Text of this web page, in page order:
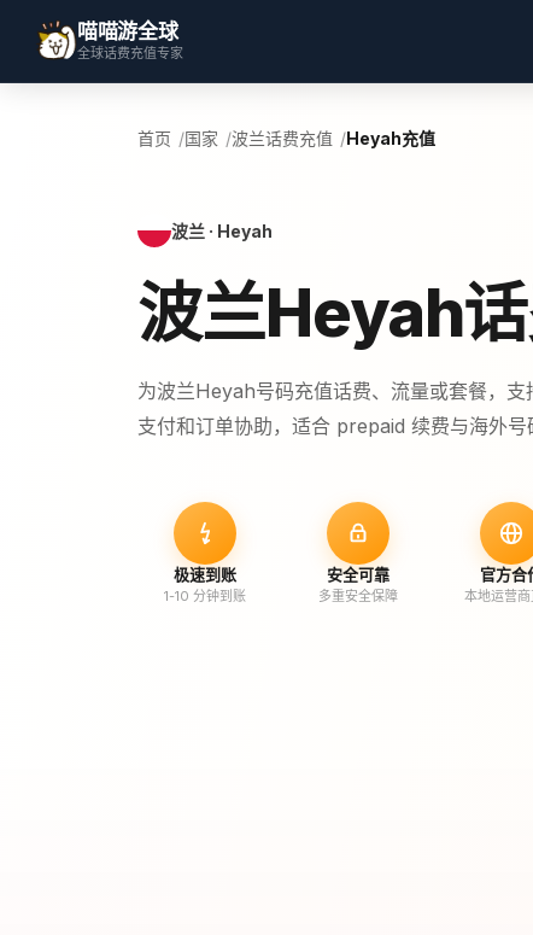
喵喵游全球
全球话费充值专家
首页 国家 波兰话费充值 Heyah充值
波兰 · Heyah
波兰Heyah
为波兰Heyah号码充值话费、流量或套餐，
支付和订单协助，适合 prepaid 续费与海外号
极速到账
1-10 分钟到账
安全可靠
多重安全保障
官方合
本地运营